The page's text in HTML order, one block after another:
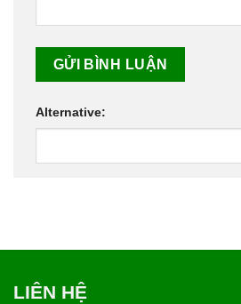
Alternative:
LIÊN HỆ